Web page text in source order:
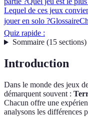
Lequel de ces jeux
jouer en solo ?Glossaire
Quiz rapide :
Sommaire(15 sections)
Introduction
Dans le monde des jeux
démarquent souvent :
Chacun offre une
analysons les différences